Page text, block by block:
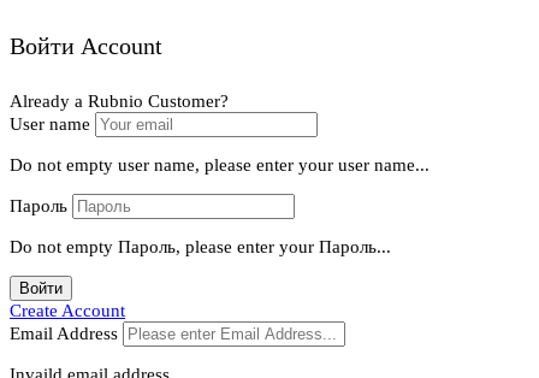
Войти Account
Already a Rubnio Customer?
User name
Do not empty user name, please enter your user name...
Пароль
Do not empty Пароль, please enter your Пароль...
Войти
Create Account
Email Address